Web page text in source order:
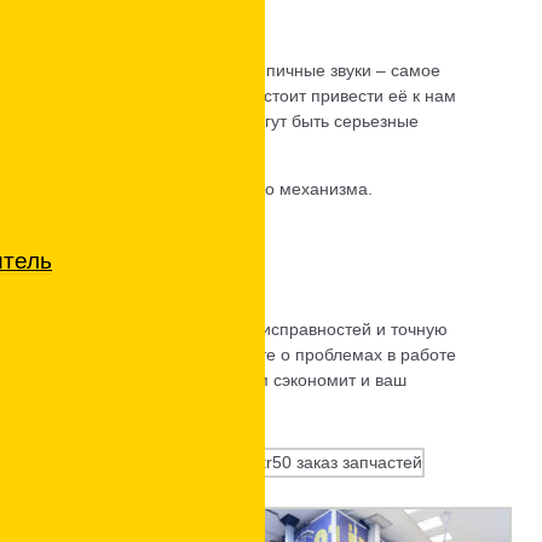
заводиться или издавать нетипичные звуки – самое
не заводится, то тем более стоит привести её к нам
свечами и аккумулятором – могут быть серьезные
кривошипно-шатунного механизма.
сложность работ, наличие неисправностей и точную
вы заблаговременно узнаете о проблемах в работе
действия. Это в дальнейшем сэкономит и ваш